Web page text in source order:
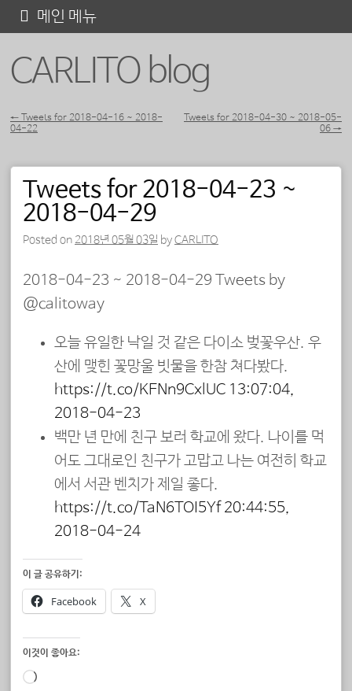
CARLITO blog
메인 메뉴
텐
포스트 내비게이션
← Tweets for 2018-04-16 ~ 2018-
04-22
Tweets for 2018-04-30 ~ 2018-05-
06 →
Tweets for 2018-04-23 ~
2018-04-29
Posted on 2018년 05월 03일 byCARLITO
2018-04-23 ~ 2018-04-29 Tweets by
@calitoway
오늘 유일한 낙일 것 같은 다이소 벚꽃우산. 우
산에 맺힌 꽃망울 빗물을 한참 쳐다봤다.
https://t.co/KENn9CxlUC 13:07:04,
2018-04-23
백만 년 만에 친구 보러 학교에 왔다. 나이를 먹
어도 그대로인 친구가 고맙고 나는 여전히 학교
에서 서관 벤치가 제일 좋다.
https://t.co/TaN6TOI5Yf 20:44:55,
2018-04-24
이 글 공유하기:
Facebook X
이것이 좋아요:
로